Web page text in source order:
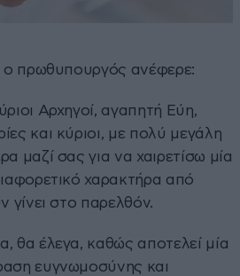
ο πρωθυπουργός ανέφερε:
Αρχηγοί, αγαπητή Εύη,
και κύριοι, με πολύ μεγάλη
μαζί σας για να χαιρετίσω μία
χαρακτήρα από
γίνει στο παρελθόν.
θα έλεγα, καθώς αποτελεί μία
ευγνωμοσύνης και